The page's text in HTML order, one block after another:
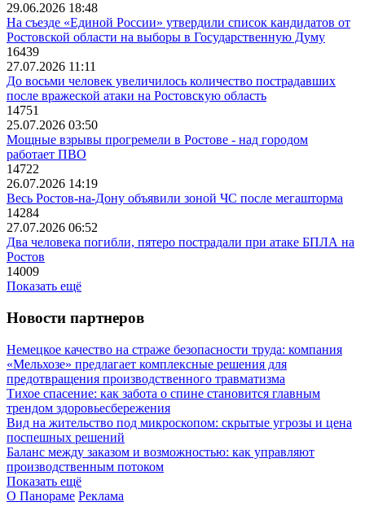
29.06.2026 18:48
На съезде «Единой России» утвердили список кандидатов от
Ростовской области на выборы в Государственную Думу
16439
27.07.2026 11:11
До восьми человек увеличилось количество пострадавших
после вражеской атаки на Ростовскую область
14751
25.07.2026 03:50
Мощные взрывы прогремели в Ростове - над городом
работает ПВО
14722
26.07.2026 14:19
Весь Ростов-на-Дону объявили зоной ЧС после мегашторма
14284
27.07.2026 06:52
Два человека погибли, пятеро пострадали при атаке БПЛА на
Ростов
14009
Показать ещё
Новости партнеров
Немецкое качество на страже безопасности труда: компания
«Мельхозе» предлагает комплексные решения для
предотвращения производственного травматизма
Тихое спасение: как забота о спине становится главным
трендом здоровьесбережения
Вид на жительство под микроскопом: скрытые угрозы и цена
поспешных решений
Баланс между заказом и возможностью: как управляют
производственным потоком
Показать ещё
О Панораме Реклама